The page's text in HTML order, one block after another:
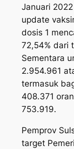
Januari
update
dosis 1
72,54% dari
Sementara
2.954.961
termasuk
408.371
753.919.
Pemprov
target